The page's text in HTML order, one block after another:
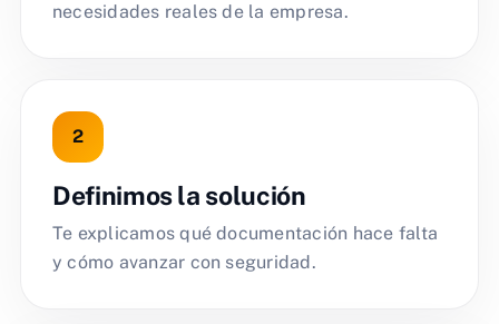
necesidades reales de la empresa.
Definimos la solución
Te explicamos qué documentación hace falta
y cómo avanzar con seguridad.